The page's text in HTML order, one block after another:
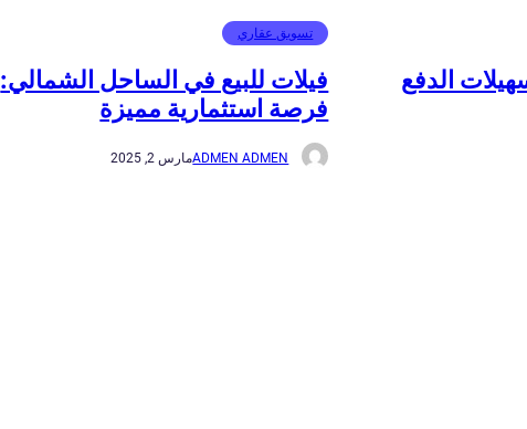
الدفع
تسويق عقاري
فيلات للبيع في الساحل الشمالي:
فرصة استثمارية مميزة
ADMEN ADMENمارس 2, 2025